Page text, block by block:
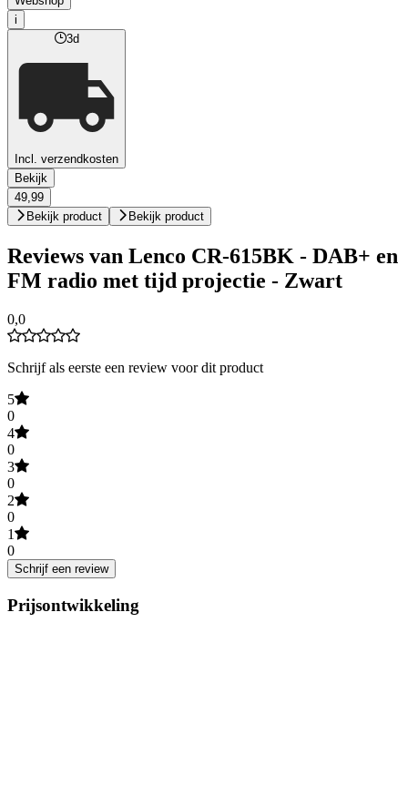
i
3d
Incl. verzendkosten
Bekijk
49,99
Bekijk product
Bekijk product
Reviews van Lenco CR-615BK - DAB+ en
FM radio met tijd projectie - Zwart
0,0
Schrijf als eerste een review voor dit product
5
0
4
0
3
0
2
0
1
0
Schrijf een review
Prijsontwikkeling